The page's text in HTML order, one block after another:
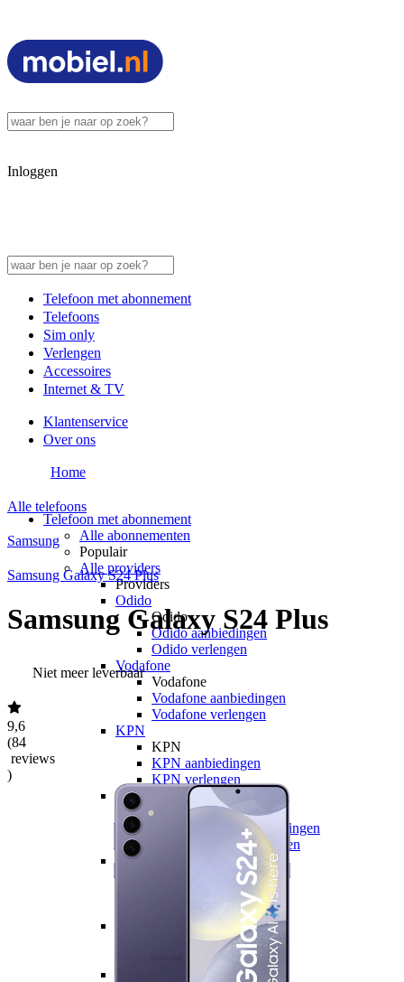
Inloggen
Telefoon met abonnement
Telefoons
Sim only
Verlengen
Accessoires
Internet & TV
Klantenservice
Over ons
Telefoon met abonnement
Alle abonnementen
Populair
Alle providers
Providers
Odido
Odido
Odido aanbiedingen
Odido verlengen
Vodafone
Vodafone
Vodafone aanbiedingen
Vodafone verlengen
KPN
KPN
KPN aanbiedingen
KPN verlengen
hollandsnieuwe
hollandsnieuwe
hollandsnieuwe aanbiedingen
hollandsnieuwe verlengen
Ben
Ben aanbiedingen
Ben verlengen
Simyo aanbiedingen
Home
Alle telefoons
Samsung
Samsung Galaxy S24 Plus
Samsung Galaxy S24 Plus
Niet meer leverbaar
9,6
(84
reviews
)